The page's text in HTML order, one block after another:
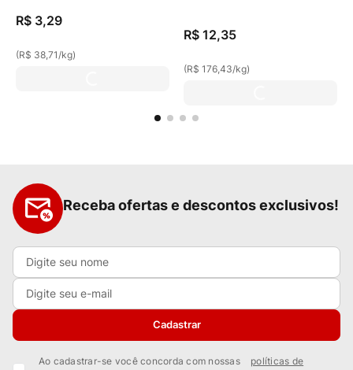
R$ 3,29
(R$ 38,71/kg)
R$ 12,35
(R$ 176,43/kg)
Receba ofertas e descontos exclusivos!
Cadastrar
Ao cadastrar-se você concorda com nossas
políticas de